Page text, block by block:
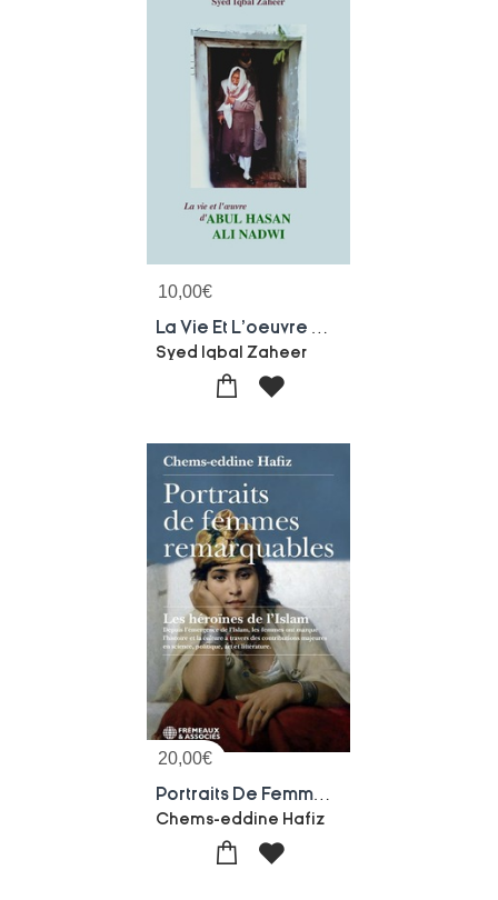
10,00€
Syed Iqbal Zaheer
20,00€
Chems-eddine Hafiz